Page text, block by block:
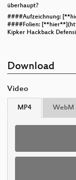
überhaupt?
####Aufzeichnung:
####Folien:
Kipker Hackback
Download
Video
MP4 WebM